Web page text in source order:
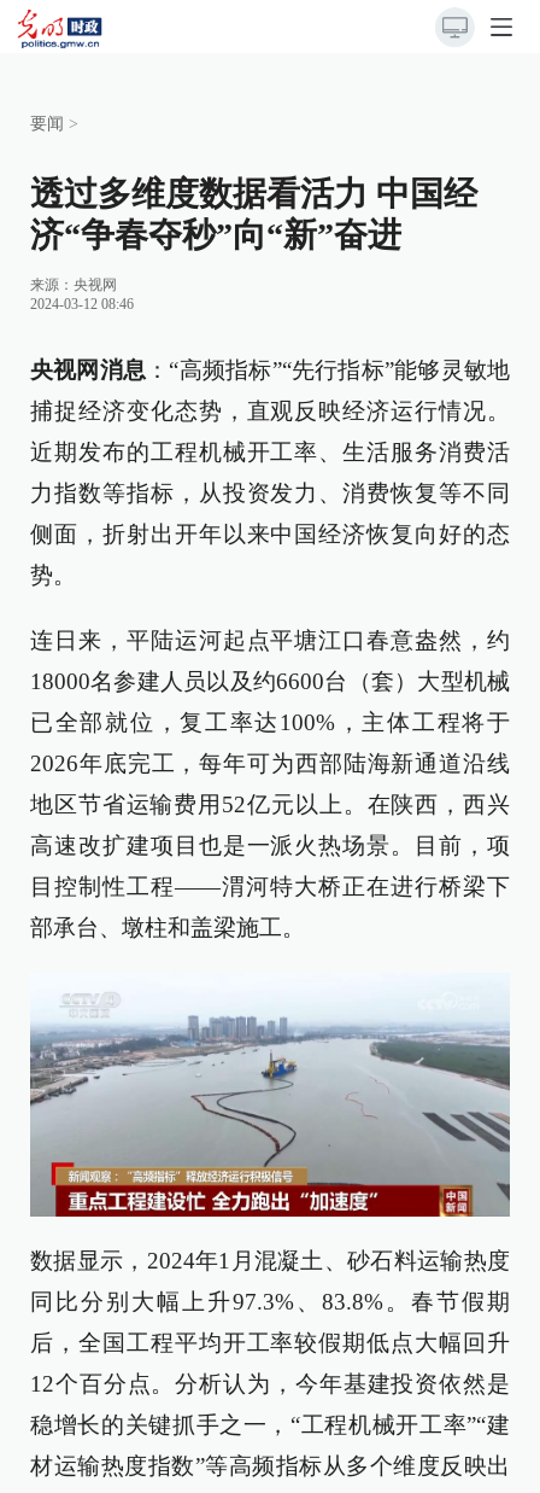
要闻 >
透过多维度数据看活力 中国经
济“争春夺秒”向“新”奋进
来源： 央视网
2024-03-12 08:46
央视网消息 ：“高频指标”“先行指标”能够灵敏地
捕捉经济变化态势，直观反映经济运行情况。
近期发布的工程机械开工率、生活服务消费活
力指数等指标，从投资发力、消费恢复等不同
侧面，折射出开年以来中国经济恢复向好的态
势。
连日来，平陆运河起点平塘江口春意盎然，约
18000名参建人员以及约6600台（套）大型机械
已全部就位，复工率达100%，主体工程将于
2026年底完工，每年可为西部陆海新通道沿线
地区节省运输费用52亿元以上。在陕西，西兴
高速改扩建项目也是一派火热场景。目前，项
目控制性工程——渭河特大桥正在进行桥梁下
部承台、墩柱和盖梁施工。
数据显示，2024年1月混凝土、砂石料运输热度
同比分别大幅上升97.3%、83.8%。春节假期
后，全国工程平均开工率较假期低点大幅回升
12个百分点。分析认为，今年基建投资依然是
稳增长的关键抓手之一，“工程机械开工率”“建
材运输热度指数”等高频指标从多个维度反映出